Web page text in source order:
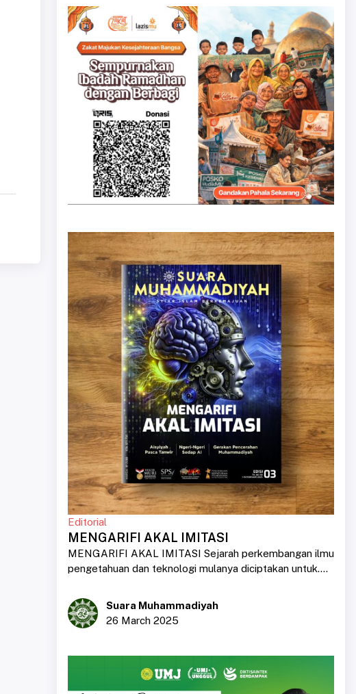
Editorial
MENGARIFI AKAL IMITASI
MENGARIFI AKAL IMITASI Sejarah perkembangan ilmu
pengetahuan dan teknologi mulanya diciptakan untuk....
Suara Muhammadiyah
26 March 2025